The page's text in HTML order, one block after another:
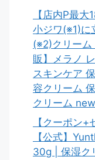
【店内P最
小ジワ(※1)に
(※2)クリーム
販】メラノ
スキンケア
容クリーム
クリーム
【クーポン+
【公式】
30g | 保湿ク